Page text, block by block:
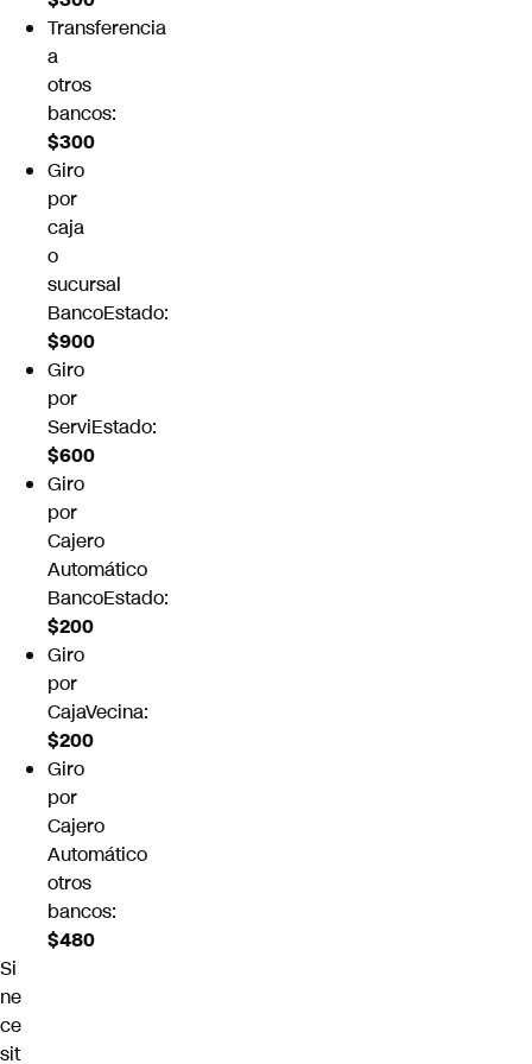
Transferencia
a
otros
bancos:
$300
Giro
por
caja
o
sucursal
BancoEstado:
$900
Giro
por
ServiEstado:
$600
Giro
por
Cajero
Automático
BancoEstado:
$200
Giro
por
CajaVecina:
$200
Giro
por
Cajero
Automático
otros
bancos:
$480
Si
ne
ce
sit